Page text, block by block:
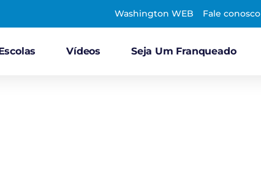
Washington WEB Fale conosco
Vídeos Seja Um Franqueado